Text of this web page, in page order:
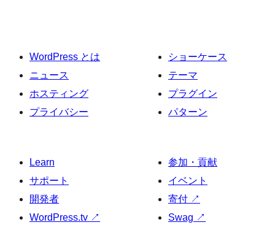
WordPress とは
ニュース
ホスティング
プライバシー
ショーケース
テーマ
プラグイン
パターン
Learn
サポート
開発者
WordPress.tv ↗
参加・貢献
イベント
寄付 ↗
Swag ↗